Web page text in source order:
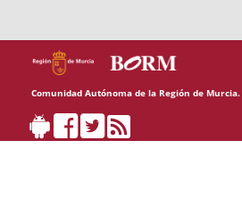
Comunidad Autónoma de la Región de Murcia.